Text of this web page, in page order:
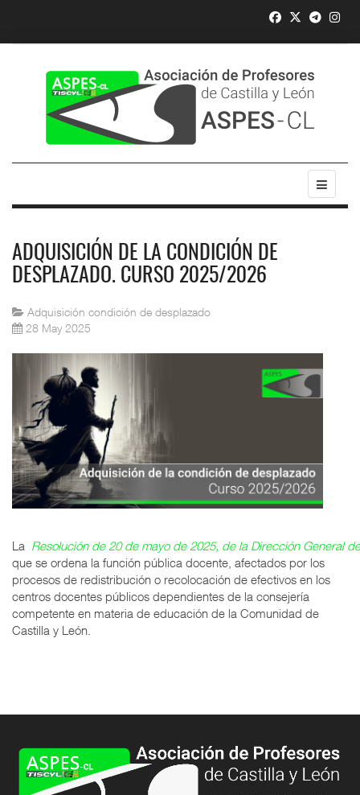
ADQUISICIÓN DE LA CONDICIÓN DE
DESPLAZADO. CURSO 2025/2026
Adquisición condición de desplazado
28 May 2025
La Resolución de 20 de mayo de 2025, de la Dirección General
que se ordena la función pública docente, afectados por los
procesos de redistribución o recolocación de efectivos en los
centros docentes públicos dependientes de la consejería
competente en materia de educación de la Comunidad de
Castilla y León.